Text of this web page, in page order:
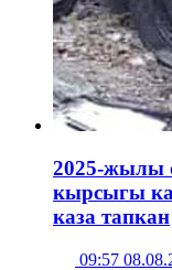
2025-жылы
кырсыгы
каза тапкан
09:57